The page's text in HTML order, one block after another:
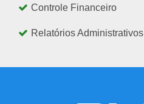
Controle Financeiro
Relatórios Administrativos